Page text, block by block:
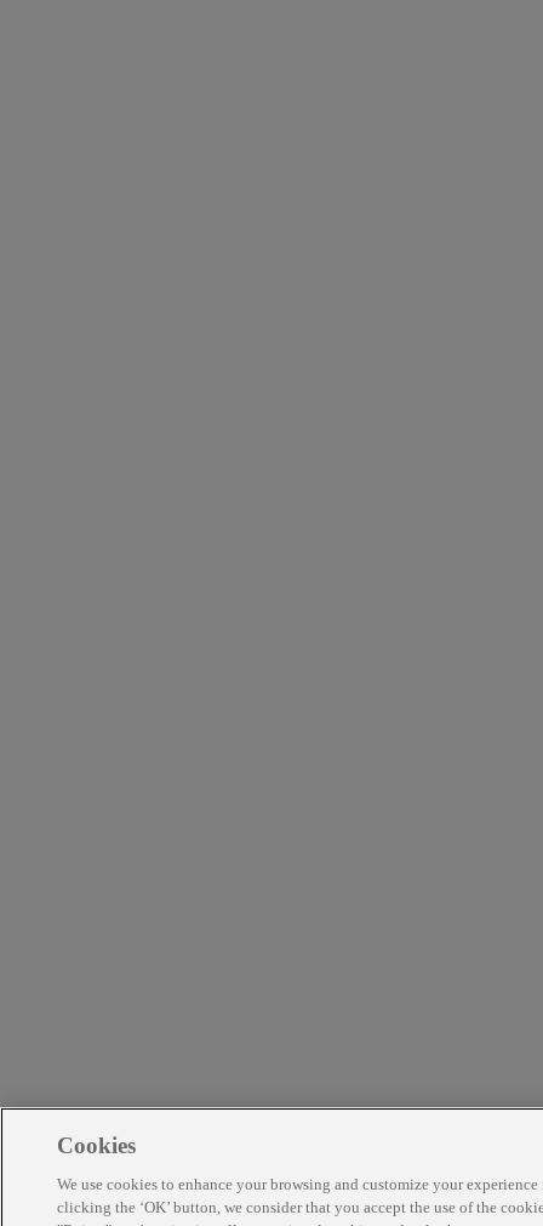
Cookies
We use cookies to enhance your browsing and customize your
clicking the ‘OK’ button, we consider that you accept the use of the